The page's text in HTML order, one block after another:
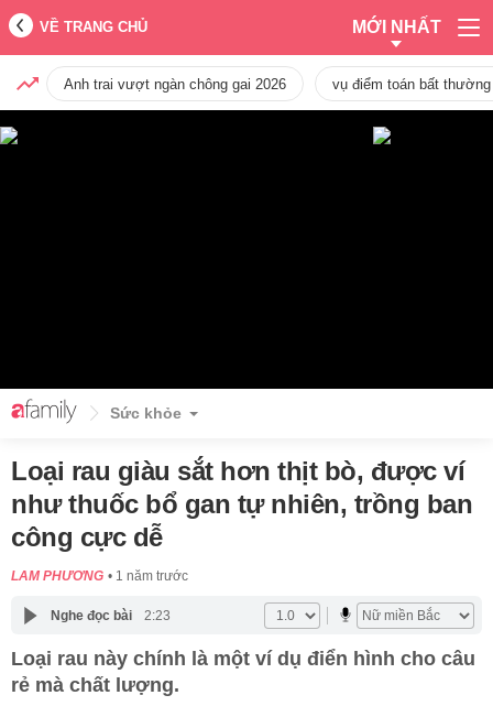
VỀ TRANG CHỦ MỚI NHẤT
Anh trai vượt ngàn chông gai 2026 vụ điểm toán bất
Sức khỏe
Loại rau giàu sắt hơn thịt bò, được ví
như thuốc bổ gan tự nhiên, trồng ban
công cực dễ
LAM PHƯƠNG 1 năm trước
Nghe đọc bài 2:23
Loại rau này chính là một ví dụ điển hình cho câu
rẻ mà chất lượng.